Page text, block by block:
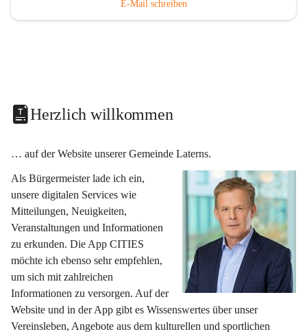
E-Mail schreiben
Herzlich willkommen
… auf der Website unserer Gemeinde Laterns.
Als Bürgermeister lade ich ein,
unsere digitalen Services wie
Mitteilungen, Neuigkeiten,
Veranstaltungen und Informationen
zu erkunden. Die App CITIES
möchte ich ebenso sehr empfehlen,
um sich mit zahlreichen
Informationen zu versorgen. Auf der
Website und in der App gibt es Wissenswertes über unser
Vereinsleben, Angebote aus dem kulturellen und sportlichen